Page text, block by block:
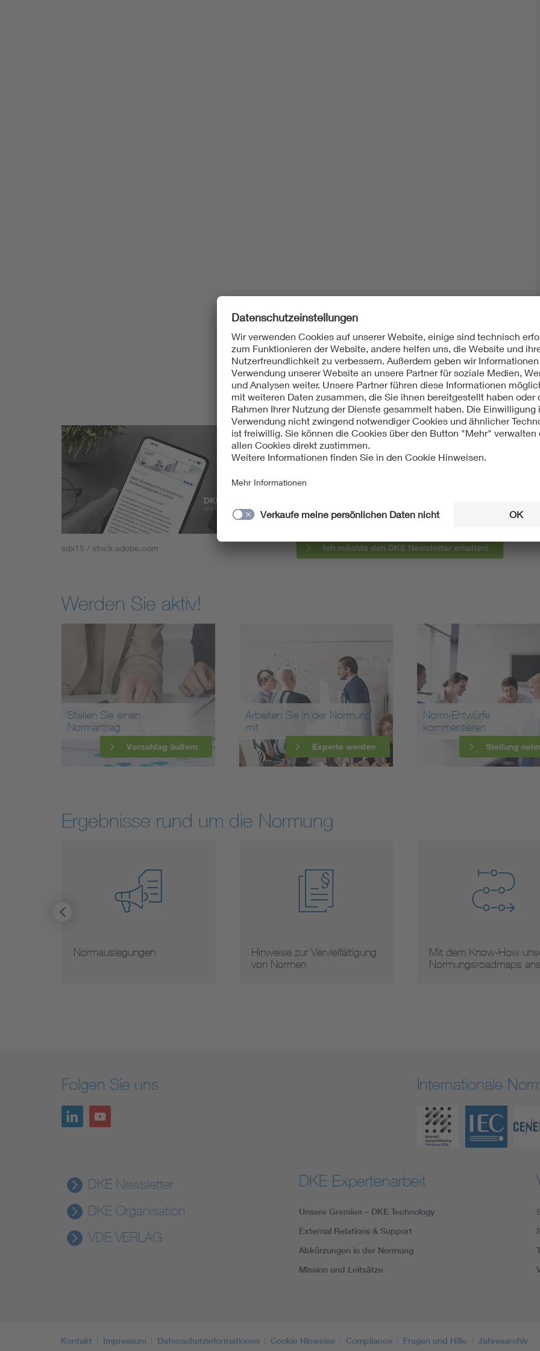
sdx15 / stock.adobe.com
Mit unserem DKE Newsletter sind Sie immer top
fassen wir die wichtigsten Entwicklungen in der
berichten wir über aktuelle Arbeitsergebnisse,
informieren wir Sie bereits frühzeitig über zukünftige
Ich möchte den DKE Newsletter erhalten!
Werden Sie aktiv!
Stellen Sie einen
Normantrag
Vorschlag äußern
Arbeiten Sie in der Normung
mit
Experte werden
Norm-Entwürfe
kommentieren
Stellung
Ergebnisse rund um die Normung
Normauslegungen
Hinweise zur Vervielfältigung
von Normen
Mit dem Know-How
Normungsroadmaps
Folgen Sie uns Internationale
DKE Newsletter
DKE Organisation
VDE VERLAG
DKE Expertenarbeit
Unsere Gremien – DKE Technology
External Relations & Support
Abkürzungen in der Normung
Mission und Leitsätze
Kontakt Impressum Datenschutzinformationen Cookie Hinweise Compliance Fragen und Hilfe Jahresarchiv